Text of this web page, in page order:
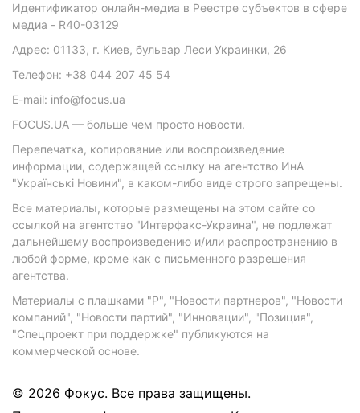
Идентификатор онлайн-медиа в Реестре субъектов в сфере
медиа - R40-03129
Адрес: 01133, г. Киев, бульвар Леси Украинки, 26
Телефон: +38 044 207 45 54
E-mail: info@focus.ua
FOCUS.UA — больше чем просто новости.
Перепечатка, копирование или воспроизведение
информации, содержащей ссылку на агентство ИнА
"Українські Новини", в каком-либо виде строго запрещены.
Все материалы, которые размещены на этом сайте со
ссылкой на агентство "Интерфакс-Украина", не подлежат
дальнейшему воспроизведению и/или распространению в
любой форме, кроме как с письменного разрешения
агентства.
Материалы с плашками "Р", "Новости партнеров", "Новости
компаний", "Новости партий", "Инновации", "Позиция",
"Спецпроект при поддержке" публикуются на
коммерческой основе.
© 2026 Фокус. Все права защищены.